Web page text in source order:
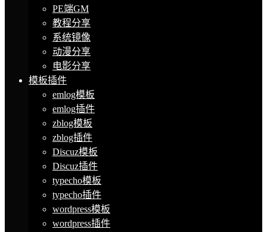
PE端GM
教程分享
系统镜像
动漫分享
电影分享
模板插件
emlog模板
emlog插件
zblog模板
zblog插件
Discuz模板
Discuz插件
typecho模板
typecho插件
wordpress模板
wordpress插件